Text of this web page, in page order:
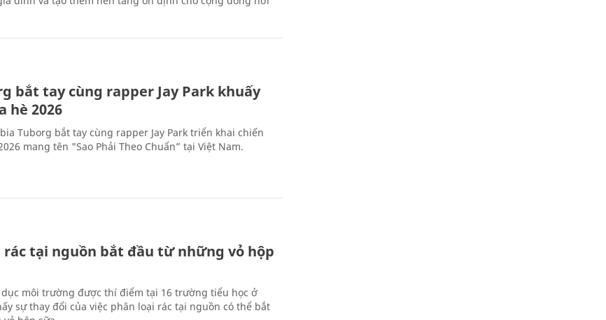
bắt tay cùng rapper Jay Park khuấy
hè 2026
Tuborg bắt tay cùng rapper Jay Park triển khai chiến
mang tên "Sao Phải Theo Chuẩn” tại Việt Nam.
rác tại nguồn bắt đầu từ những vỏ hộp
môi trường được thí điểm tại 16 trường tiểu học ở
sự thay đổi của việc phân loại rác tại nguồn có thể bắt